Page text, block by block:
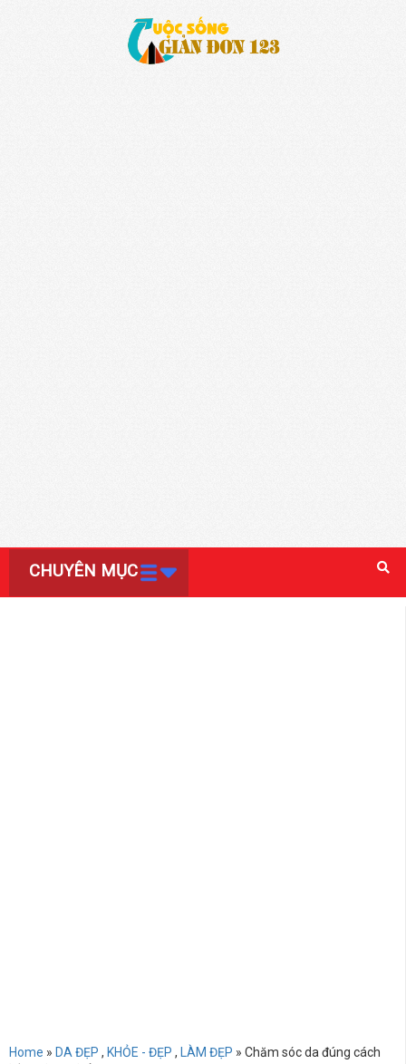
CHUYÊN MỤC
Home » DA ĐẸP , KHỎE - ĐẸP , LÀM ĐẸP » Chăm sóc da đúng cách